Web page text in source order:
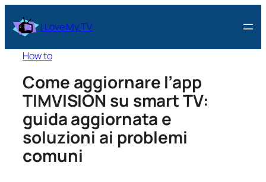
I Love My TV
How to
Come aggiornare l’app
TIMVISION su smart TV:
guida aggiornata e
soluzioni ai problemi
comuni